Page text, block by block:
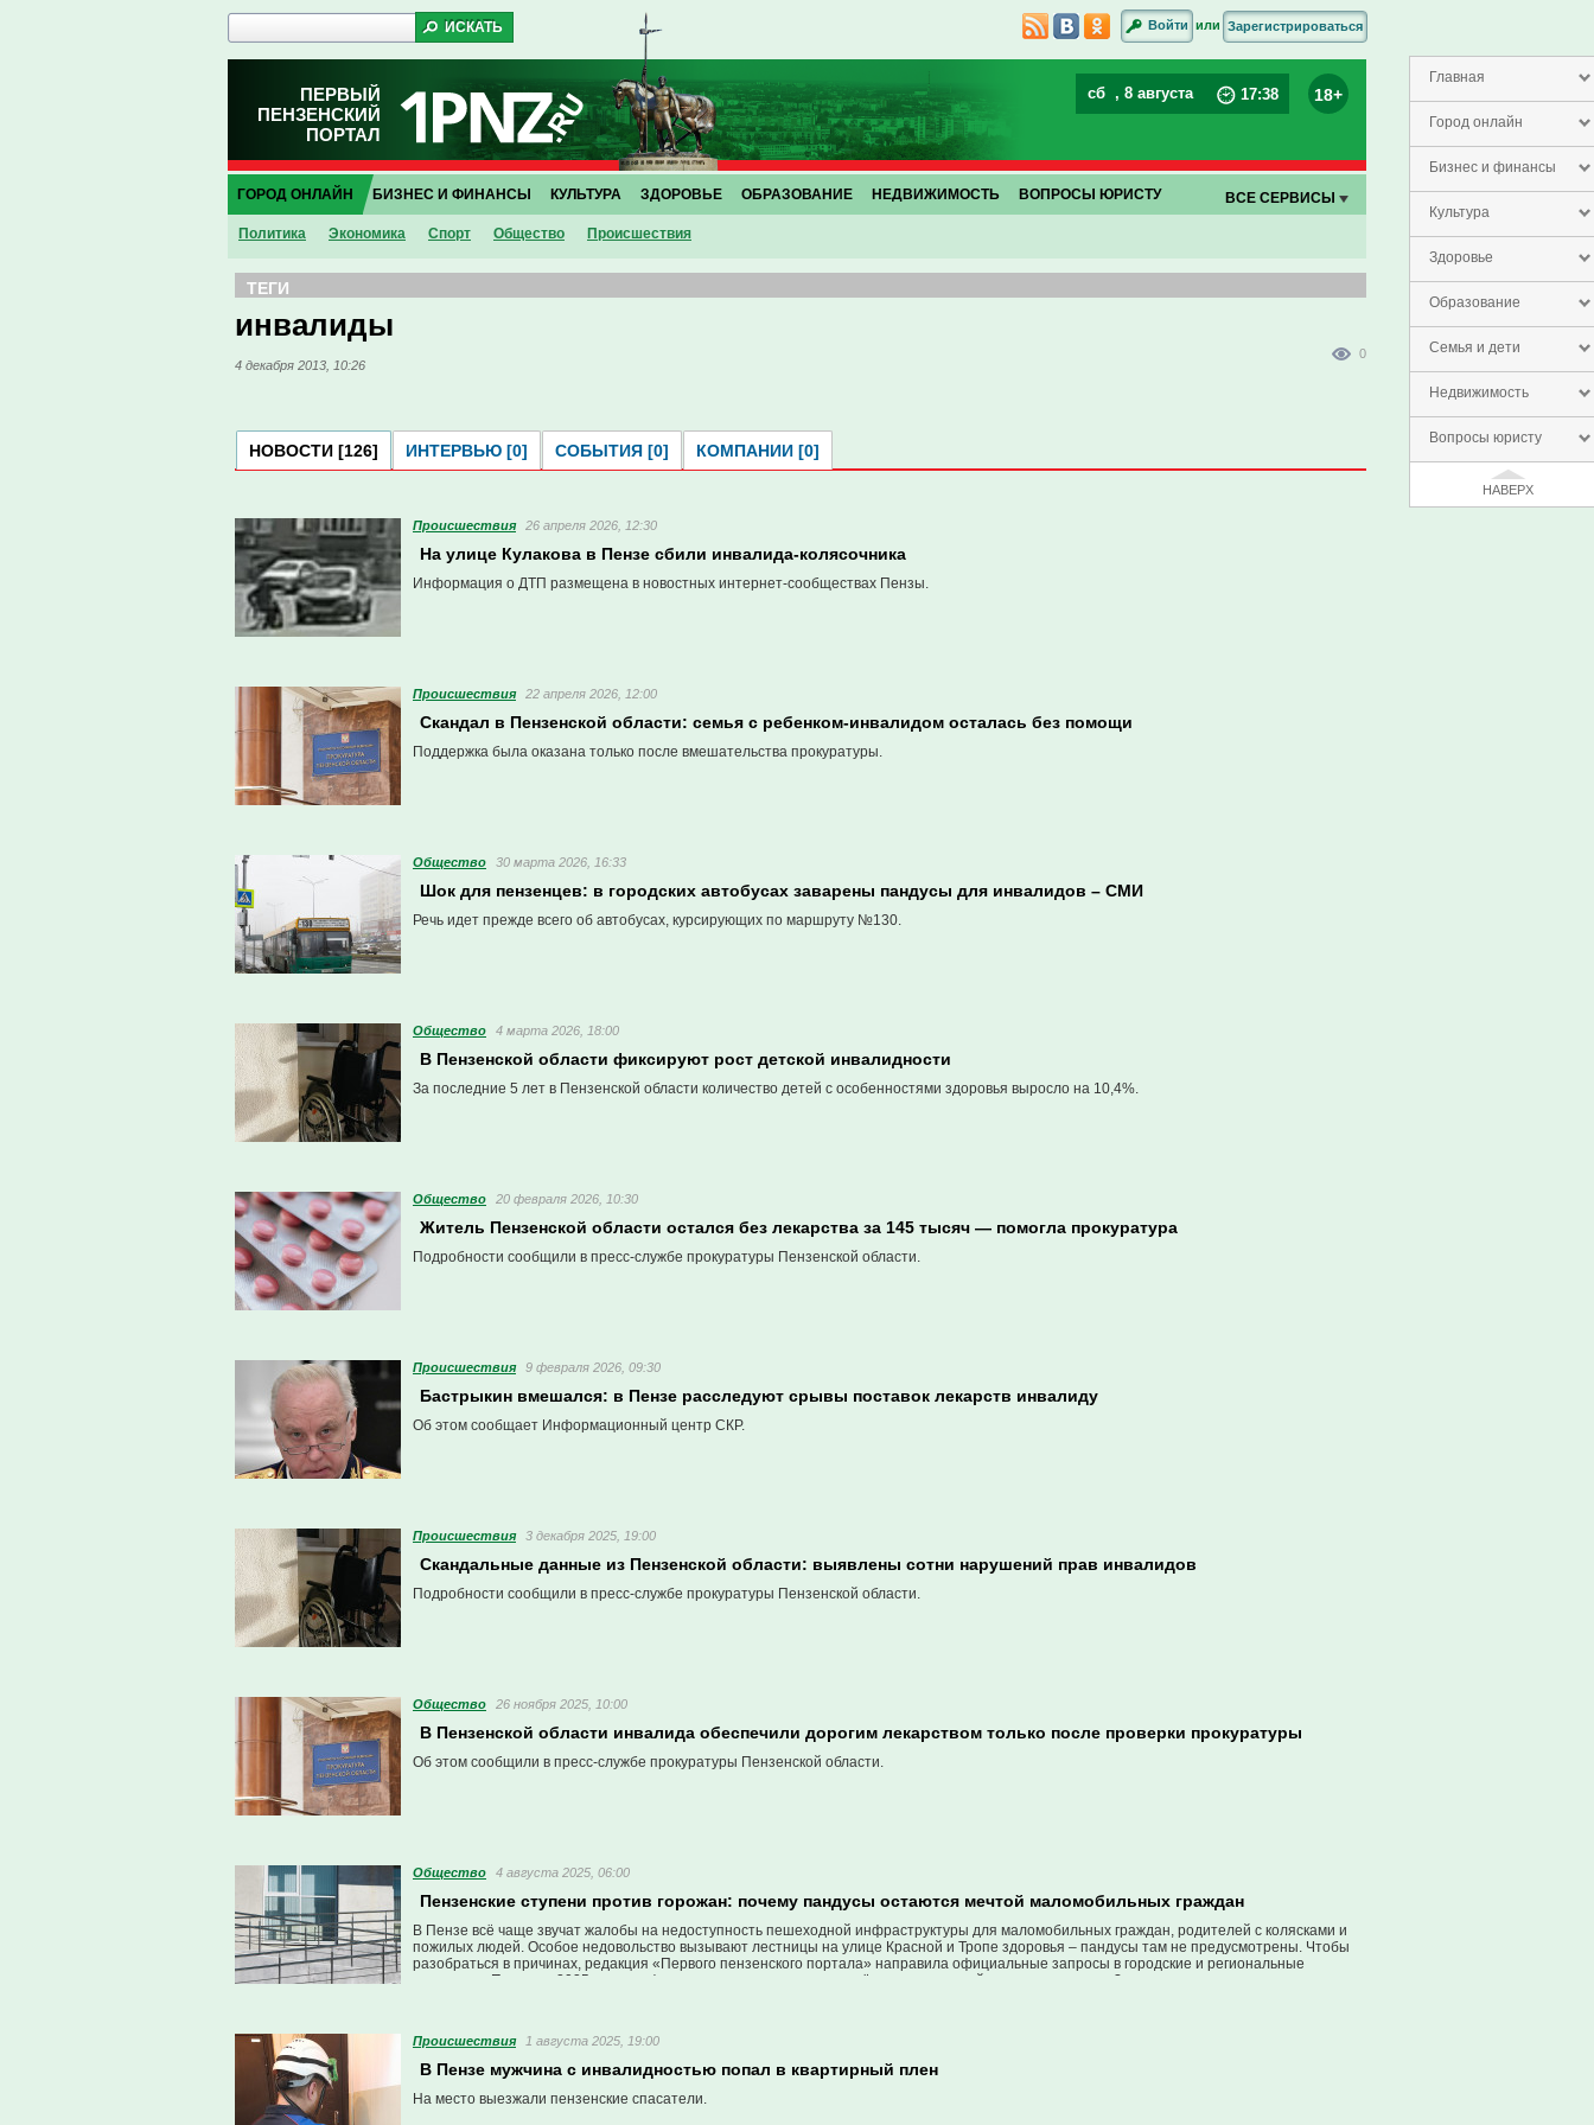
Главная
Город онлайн
Бизнес и финансы
Культура
Здоровье
Образование
Семья и дети
Недвижимость
Вопросы юристу
НАВЕРХ
Войти или Зарегистрироваться
ПЕРВЫЙ
ПЕНЗЕНСКИЙ
ПОРТАЛ
сб , 8 августа 17:38 18+
ГОРОД ОНЛАЙН
Политика Экономика Спорт Общество Проиcшествия
БИЗНЕС И ФИНАНСЫ КУЛЬТУРА ЗДОРОВЬЕ ОБРАЗОВАНИЕ НЕДВИЖИМОСТЬ ВОПРОСЫ ЮРИСТУ ВСЕ СЕРВИСЫ
ТЕГИ
инвалиды
4 декабря 2013, 10:26
0
НОВОСТИ [126] ИНТЕРВЬЮ [0] СОБЫТИЯ [0] КОМПАНИИ [0]
Проиcшествия 26 апреля 2026, 12:30
На улице Кулакова в Пензе сбили инвалида-колясочника
Информация о ДТП размещена в новостных интернет-сообществах Пензы.
Проиcшествия 22 апреля 2026, 12:00
Скандал в Пензенской области: семья с ребенком-инвалидом осталась без помощи
Поддержка была оказана только после вмешательства прокуратуры.
Общество 30 марта 2026, 16:33
Шок для пензенцев: в городских автобусах заварены пандусы для инвалидов – СМИ
Речь идет прежде всего об автобусах, курсирующих по маршруту №130.
Общество 4 марта 2026, 18:00
В Пензенской области фиксируют рост детской инвалидности
За последние 5 лет в Пензенской области количество детей с особенностями здоровья выросло на 10,4%.
Общество 20 февраля 2026, 10:30
Житель Пензенской области остался без лекарства за 145 тысяч — помогла прокуратура
Подробности сообщили в пресс-службе прокуратуры Пензенской области.
Проиcшествия 9 февраля 2026, 09:30
Бастрыкин вмешался: в Пензе расследуют срывы поставок лекарств инвалиду
Об этом сообщает Информационный центр СКР.
Проиcшествия 3 декабря 2025, 19:00
Скандальные данные из Пензенской области: выявлены сотни нарушений прав инвалидов
Подробности сообщили в пресс-службе прокуратуры Пензенской области.
Общество 26 ноября 2025, 10:00
В Пензенской области инвалида обеспечили дорогим лекарством только после проверки прокуратуры
Об этом сообщили в пресс-службе прокуратуры Пензенской области.
Общество 4 августа 2025, 06:00
Пензенские ступени против горожан: почему пандусы остаются мечтой маломобильных граждан
В Пензе всё чаще звучат жалобы на недоступность пешеходной инфраструктуры для маломобильных граждан, родителей с колясками и
пожилых людей. Особое недовольство вызывают лестницы на улице Красной и Тропе здоровья – пандусы там не предусмотрены. Чтобы
разобраться в причинах, редакция «Первого пензенского портала» направила официальные запросы в городские и региональные
ведомства. Почему в 2025 году комфортная среда до сих пор остаётся недоступной для части горожан?
Проиcшествия 1 августа 2025, 19:00
В Пензе мужчина с инвалидностью попал в квартирный плен
На место выезжали пензенские спасатели.